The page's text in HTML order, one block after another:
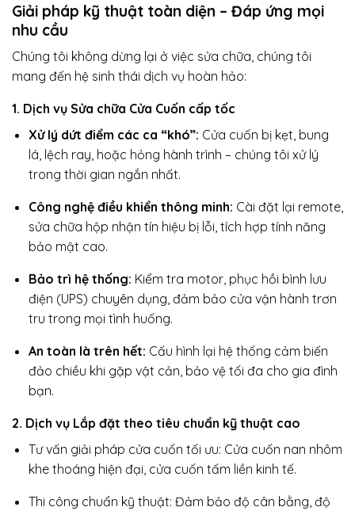
Giải pháp kỹ thuật toàn diện – Đáp ứng mọi
nhu cầu
Chúng tôi không dừng lại ở việc sửa chữa, chúng tôi
mang đến hệ sinh thái dịch vụ hoàn hảo:
1. Dịch vụ Sửa chữa Cửa Cuốn cấp tốc
Xử lý dứt điểm các ca “khó”: Cửa cuốn bị kẹt, bung
lá, lệch ray, hoặc hỏng hành trình – chúng tôi xử lý
trong thời gian ngắn nhất.
Công nghệ điều khiển thông minh: Cài đặt lại remote,
sửa chữa hộp nhận tín hiệu bị lỗi, tích hợp tính năng
bảo mật cao.
Bảo trì hệ thống: Kiểm tra motor, phục hồi bình lưu
điện (UPS) chuyên dụng, đảm bảo cửa vận hành trơn
tru trong mọi tình huống.
An toàn là trên hết: Cấu hình lại hệ thống cảm biến
đảo chiều khi gặp vật cản, bảo vệ tối đa cho gia đình
bạn.
2. Dịch vụ Lắp đặt theo tiêu chuẩn kỹ thuật cao
Tư vấn giải pháp cửa cuốn tối ưu: Cửa cuốn nan nhôm
khe thoáng hiện đại, cửa cuốn tấm liền kinh tế.
Thi công chuẩn kỹ thuật: Đảm bảo độ cân bằng, độ